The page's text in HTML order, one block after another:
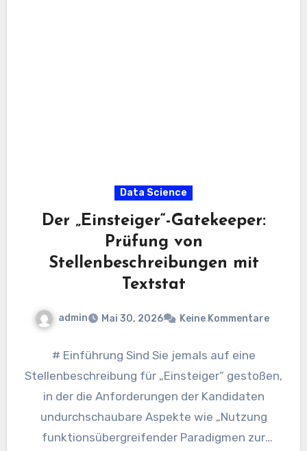
Data Science
Der „Einsteiger“-Gatekeeper:
Prüfung von
Stellenbeschreibungen mit
Textstat
admin Mai 30, 2026 Keine Kommentare
# Einführung Sind Sie jemals auf eine
Stellenbeschreibung für „Einsteiger“ gestoßen,
in der die Anforderungen der Kandidaten
undurchschaubare Aspekte wie „Nutzung
funktionsübergreifender Paradigmen zur